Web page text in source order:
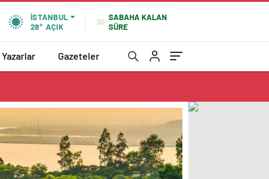
İSTANBUL
28° AÇIK
SABAHA KALAN
SÜRE
Yazarlar Gazeteler